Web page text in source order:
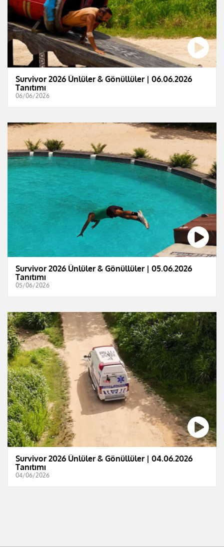
Survivor 2026 Ünlüler & Gönüllüler | 06.06.2026
Tanıtımı
06/06/2026
Survivor 2026 Ünlüler & Gönüllüler | 05.06.2026
Tanıtımı
05/06/2026
Survivor 2026 Ünlüler & Gönüllüler | 04.06.2026
Tanıtımı
04/06/2026